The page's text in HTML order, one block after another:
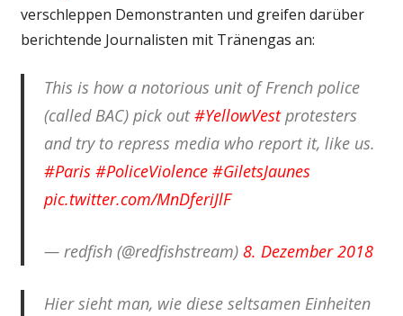
verschleppen Demonstranten und greifen darüber
berichtende Journalisten mit Tränengas an:
This is how a notorious unit of French police
(called BAC) pick out#YellowVestprotesters
and try to repress media who report it, like us.
#Paris #PoliceViolence #GiletsJaunes
pic.twitter.com/MnDferiJlF
— redfish (@redfishstream) 8. Dezember 2018
Hier sieht man, wie diese seltsamen Einheiten